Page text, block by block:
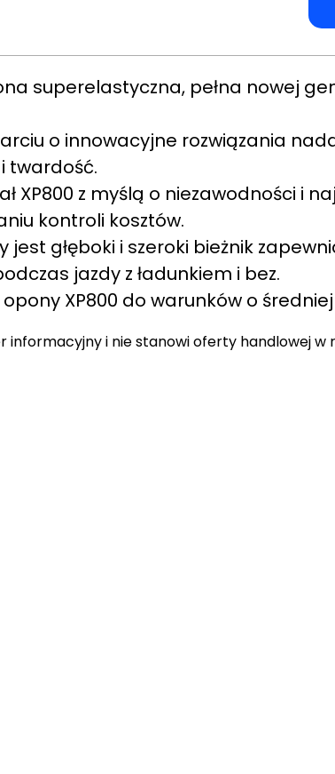
superelastyczna, pełna nowej
o innowacyjne rozwiązania
twardość.
XP800 z myślą o niezawodności i
kontroli kosztów.
jest głęboki i szeroki bieżnik
jazdy z ładunkiem i bez.
XP800 do warunków o
informacyjny i nie stanowi oferty handlowej w